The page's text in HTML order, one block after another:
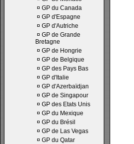
¤ GP du Canada
¤ GP d'Espagne
¤ GP d'Autriche
¤ GP de Grande
Bretagne
¤ GP de Hongrie
¤ GP de Belgique
¤ GP des Pays Bas
¤ GP d'Italie
¤ GP d'Azerbaïdjan
¤ GP de Singapour
¤ GP des Etats Unis
¤ GP du Mexique
¤ GP du Brésil
¤ GP de Las Vegas
¤ GP du Qatar